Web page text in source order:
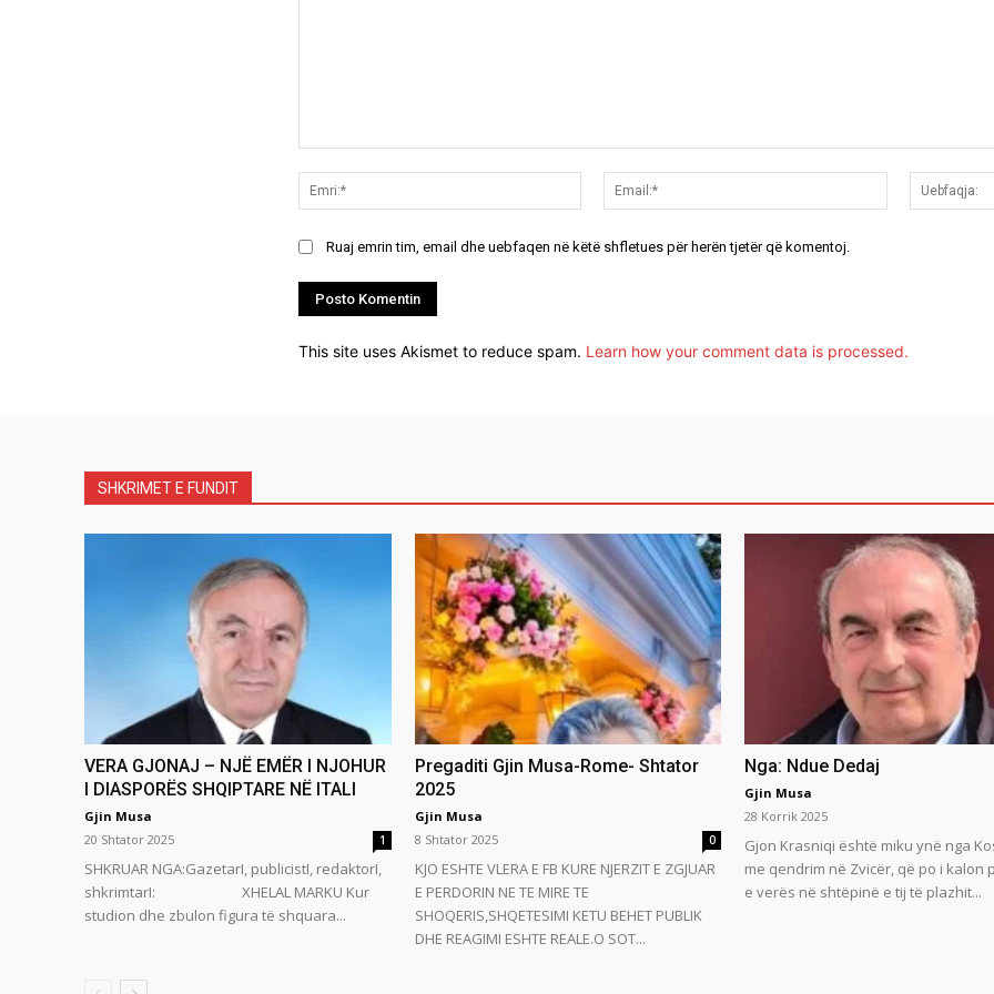
Emri:*
Email:*
Ruaj emrin tim, email dhe uebfaqen në këtë shfletues për herën tjetër që komentoj.
This site uses Akismet to reduce spam. Learn how your comment data is processed.
SHKRIMET E FUNDIT
VERA GJONAJ – NJË EMËR I NJOHUR
I DIASPORËS SHQIPTARE NË ITALI
Gjin Musa
20 Shtator 2025
1
SHKRUAR NGA:GazetarI, publicistI, redaktorI,
shkrimtarI: XHELAL MARKU Kur
studion dhe zbulon figura të shquara...
Pregaditi Gjin Musa-Rome- Shtator
2025
Gjin Musa
8 Shtator 2025
0
KJO ESHTE VLERA E FB KURE NJERZIT E ZGJUAR
E PERDORIN NE TE MIRE TE
SHOQERIS,SHQETESIMI KETU BEHET PUBLIK
DHE REAGIMI ESHTE REALE.O SOT...
Nga: Ndue Dedaj
Gjin Musa
28 Korrik 2025
Gjon Krasniqi është miku ynë nga
me qendrim në Zvicër, që po i kalon
e verës në shtëpinë e tij të plazhit...